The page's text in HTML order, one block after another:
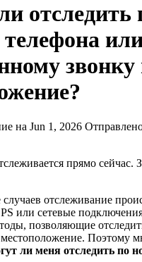
отследить
звонку
на Jun 1, 2026
прямо сейчас.
отслеживание
или сетевые
позволяющие
Поэтому
ли меня отследить по